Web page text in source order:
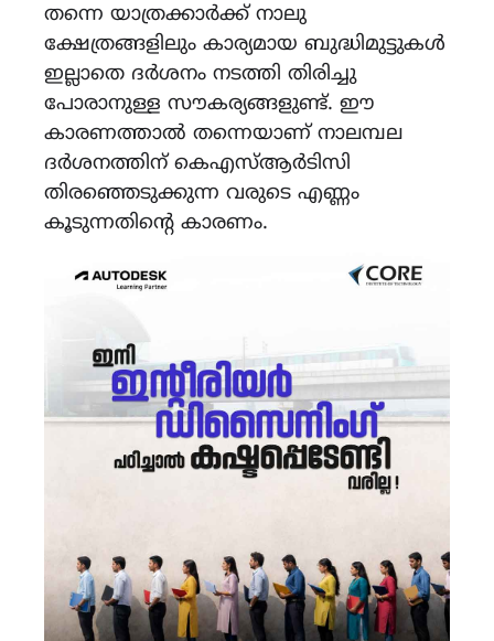
തന്നെ യാത്രക്കാർക്ക് നാലു
ക്ഷേത്രങ്ങളിലും കാര്യമായ ബുദ്ധിമുട്ടുകൾ
ഇല്ലാതെ ദർശനം നടത്തി തിരിച്ചു
പോരാനുള്ള സൗകര്യങ്ങളുണ്ട്. ഈ
കാരണത്താൽ തന്നെയാണ് നാലമ്പല
ദർശനത്തിന് കെഎസ്ആർടിസി
തിരഞ്ഞെടുക്കുന്ന വരുടെ എണ്ണം
കൂടുന്നതിന്റെ കാരണം.